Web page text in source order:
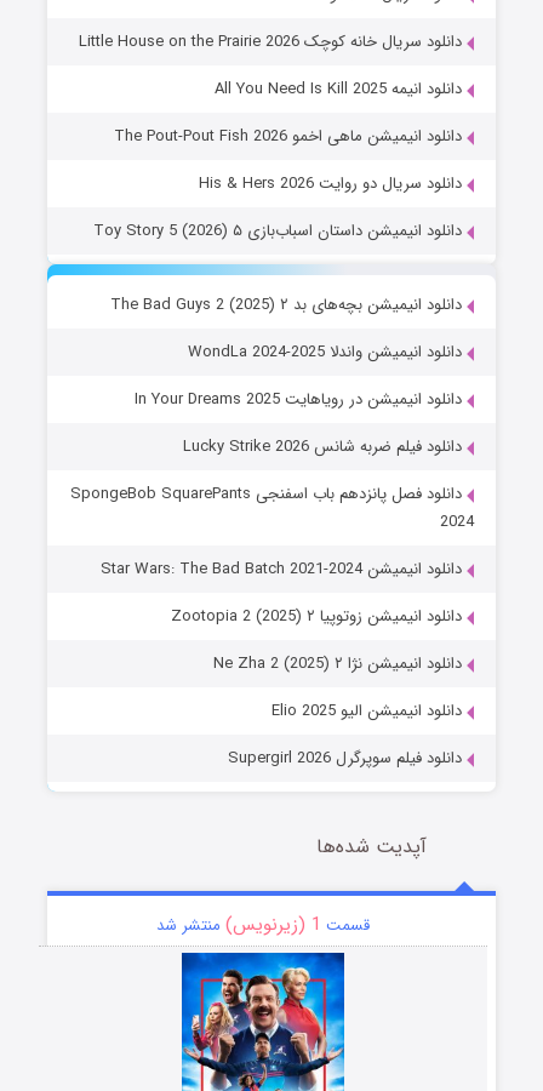
دانلود سریال خانه کوچک Little House on the Prairie 2026
دانلود انیمه All You Need Is Kill 2025
دانلود انیمیشن ماهی اخمو The Pout-Pout Fish 2026
دانلود سریال دو روایت His & Hers 2026
دانلود انیمیشن داستان اسباب‌بازی ۵ Toy Story 5 (2026)
دانلود انیمیشن بچه‌های بد ۲ The Bad Guys 2 (2025)
دانلود انیمیشن واندلا WondLa 2024-2025
دانلود انیمیشن در رویاهایت In Your Dreams 2025
دانلود فیلم ضربه شانس Lucky Strike 2026
دانلود فصل پانزدهم باب اسفنجی SpongeBob SquarePants
2024
دانلود انیمیشن Star Wars: The Bad Batch 2021-2024
دانلود انیمیشن زوتوپیا ۲ Zootopia 2 (2025)
دانلود انیمیشن نژا ۲ Ne Zha 2 (2025)
دانلود انیمیشن الیو Elio 2025
دانلود فیلم سوپرگرل Supergirl 2026
آپدیت شده‌ها
قسمت 1 (زیرنویس) منتشر شد